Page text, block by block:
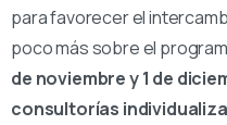
para favorecer el
poco más sobre el
de noviembre y 1 de
consultorías